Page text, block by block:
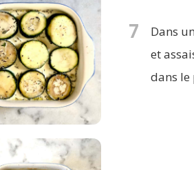
7
Dans
et
dans le